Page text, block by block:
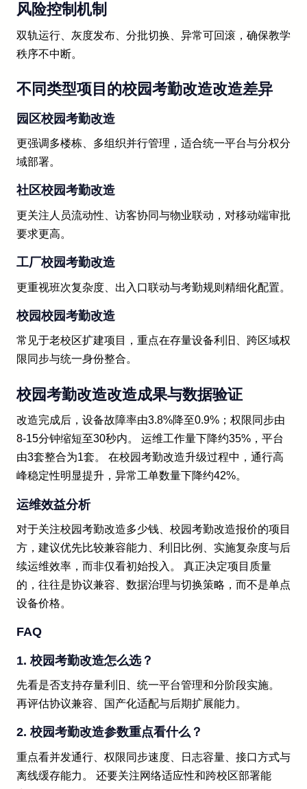
风险控制机制
双轨运行、灰度发布、分批切换、异常可回滚，确保教学
秩序不中断。
不同类型项目的校园考勤改造改造差异
园区校园考勤改造
更强调多楼栋、多组织并行管理，适合统一平台与分权分
域部署。
社区校园考勤改造
更关注人员流动性、访客协同与物业联动，对移动端审批
要求更高。
工厂校园考勤改造
更重视班次复杂度、出入口联动与考勤规则精细化配置。
校园校园考勤改造
常见于老校区扩建项目，重点在存量设备利旧、跨区域权
限同步与统一身份整合。
校园考勤改造改造成果与数据验证
改造完成后，设备故障率由3.8%降至0.9%；权限同步由
8-15分钟缩短至30秒内。 运维工作量下降约35%，平台
由3套整合为1套。 在校园考勤改造升级过程中，通行高
峰稳定性明显提升，异常工单数量下降约42%。
运维效益分析
对于关注校园考勤改造多少钱、校园考勤改造报价的项目
方，建议优先比较兼容能力、利旧比例、实施复杂度与后
续运维效率，而非仅看初始投入。 真正决定项目质量
的，往往是协议兼容、数据治理与切换策略，而不是单点
设备价格。
FAQ
1. 校园考勤改造怎么选？
先看是否支持存量利旧、统一平台管理和分阶段实施。
再评估协议兼容、国产化适配与后期扩展能力。
2. 校园考勤改造参数重点看什么？
重点看并发通行、权限同步速度、日志容量、接口方式与
离线缓存能力。 还要关注网络适应性和跨校区部署能